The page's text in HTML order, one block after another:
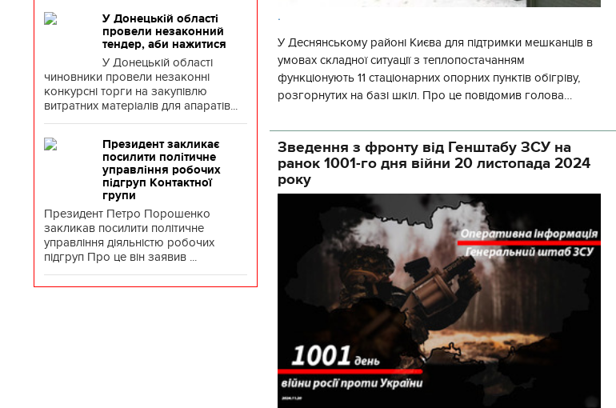
У Донецькій області
провели незаконний
тендер, аби нажитися
У Донецькій області
чиновники провели незаконні
конкурсні торги на закупівлю
витратних матеріалів для апаратів...
Президент закликає
посилити політичне
управління робочих
підгруп Контактної
групи
Президент Петро Порошенко
закликав посилити політичне
управління діяльністю робочих
підгруп Про це він заявив ...
.
У Деснянському районі Києва для підтримки мешканців в
умовах складної ситуації з теплопостачанням
функціонують 11 стаціонарних опорних пунктів обігріву,
розгорнутих на базі шкіл. Про це повідомив голова
Зведення з фронту від Генштабу ЗСУ на
ранок 1001-го дня війни 20 листопада 2024
року